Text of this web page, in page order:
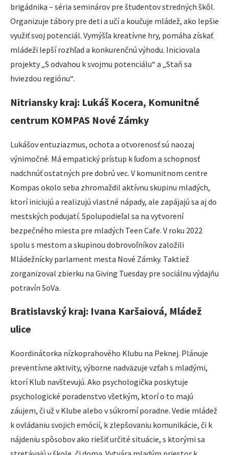
brigádnika – séria seminárov pre študentov stredných škôl.
Organizuje tábory pre deti a učí a koučuje mládež, ako lepšie
využiť svoj potenciál. Vymýšľa kreatívne hry, pomáha získať
mládeži lepší rozhľad a konkurenčnú výhodu. Iniciovala
projekty „S odvahou k svojmu potenciálu“ a „Staň sa
hviezdou regiónu“.
Nitriansky kraj: Lukáš Kocera, Komunitné
centrum KOMPAS Nové Zámky
Lukášov entuziazmus, ochota a otvorenosť sú naozaj
výnimočné. Má empatický prístup k ľuďom a schopnosť
nadchnúť ostatných pre dobrú vec. V komunitnom centre
Kompas okolo seba zhromaždil aktívnu skupinu mladých,
ktorí iniciujú a realizujú vlastné nápady, ale zapájajú sa aj do
mestských podujatí. Spolupodieľal sa na vytvorení
bezpečného miesta pre mladých Teen Cafe. V roku 2022
spolu s mestom a skupinou dobrovoľníkov založili
Mládežnícky parlament mesta Nové Zámky. Taktiež
zorganizoval zbierku na Giving Tuesday pre sociálnu výdajňu
potravín SoVa.
Bratislavský kraj: Ivana Karšaiová, Mládež
ulice
Koordinátorka nízkoprahového Klubu na Peknej. Plánuje
preventívne aktivity, výborne nadväzuje vzťah s mladými,
ktorí Klub navštevujú. Ako psychologička poskytuje
psychologické poradenstvo všetkým, ktorí o to majú
záujem, či už v Klube alebo v súkromí poradne. Vedie mládež
k ovládaniu svojich emócií, k zlepšovaniu komunikácie, či k
nájdeniu spôsobov ako riešiť určité situácie, s ktorými sa